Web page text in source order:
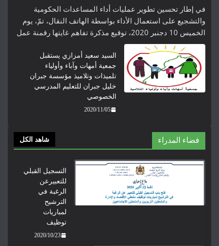
تحسين تطوير عمليات أداء المساعدات الحكومية
على استعمال الأداء بواسطة الهاتف النقال، تمّ، يوم
تفاهم غايتها رقمنة عمل
السيد سعيد أمزازي يستقبل
جمعية أمهات وآباء وأولياء
تلميذات وتلاميذ مؤسسة جبران
خليل جبران للتعليم المدرسي
الخصوصي
2020/11/05
المدراء شاهد الكل
التسجيل القبلي
للتعبيرعن
الرغبة في
2020/10/23